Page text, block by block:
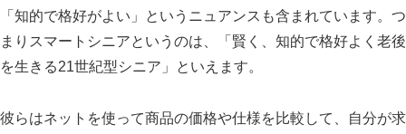
「知的で格好がよい」というニュアンスも含まれています。つ
まりスマートシニアというのは、「賢く、知的で格好よく老後
を生きる21世紀型シニア」といえます。
彼らはネットを使って商品の価格や仕様を比較して、自分が求